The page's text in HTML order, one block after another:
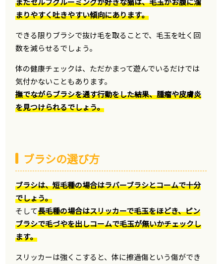
まりやすく吐きやすい傾向にあります。
できる限りブラシで抜け毛を取ることで、毛玉を吐く回
数を減らせるでしょう。
体の健康チェックは、ただかまって遊んでいるだけでは
気付かないこともあります。
撫でながらブラシを通す行動をした結果、腫瘤や皮膚炎
を見つけられるでしょう。
ブラシの選び方
ブラシは、短毛種の場合はラバーブラシとコームで十分
でしょう。
そして長毛種の場合はスリッカーで毛玉をほどき、ピン
ブラシで毛づやを出しコームで毛玉が無いかチェックし
ます。
スリッカーは強くこすると、体に擦過傷という傷ができ